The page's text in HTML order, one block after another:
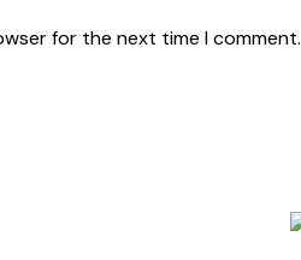
for the next time I comment.